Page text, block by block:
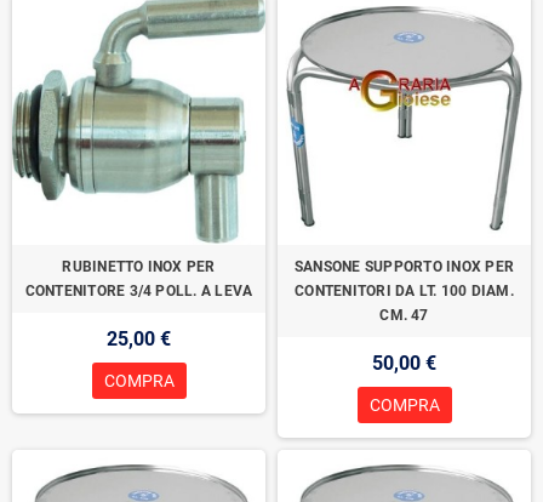
RUBINETTO INOX PER
CONTENITORE 3/4 POLL. A LEVA
25,00 €
COMPRA
SANSONE SUPPORTO INOX PER
CONTENITORI DA LT. 100 DIAM.
CM. 47
50,00 €
COMPRA